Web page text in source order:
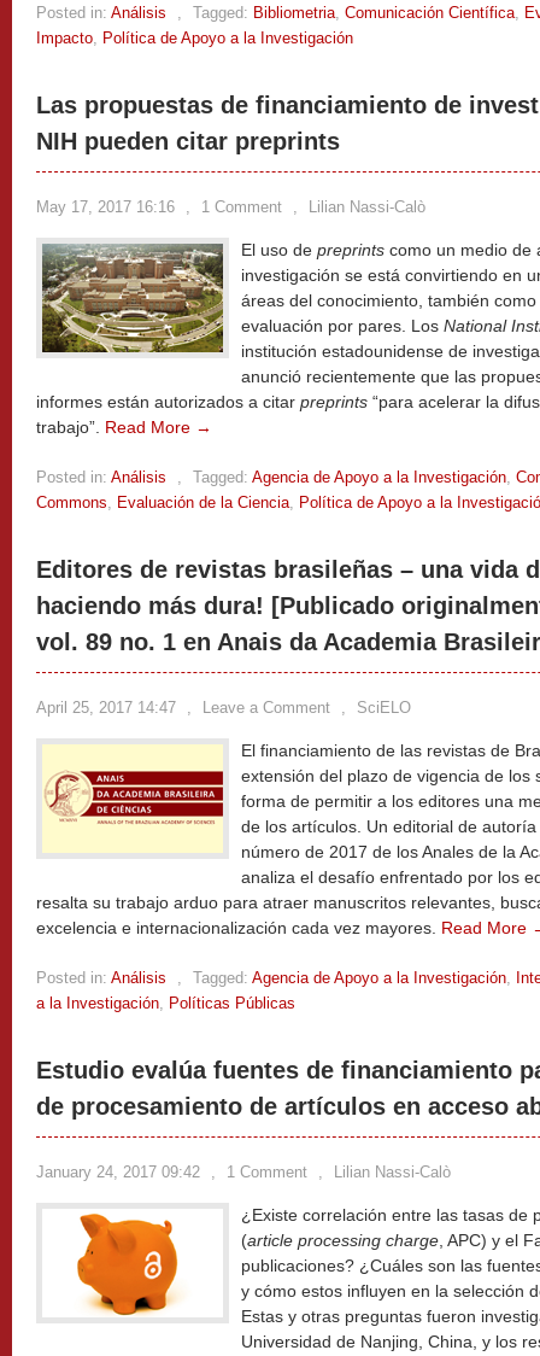
Posted in: Análisis , Tagged: Bibliometria, Comunicación Científica,
Impacto, Política de Apoyo a la Investigación
Las propuestas de financiamiento de
NIH pueden citar preprints
May 17, 2017 16:16 , 1 Comment , Lilian Nassi-Calò
El uso de preprints como un medio de
investigación se está convirtiendo en
áreas del conocimiento, también
evaluación por pares. Los National
institución estadounidense de
anunció recientemente que las
informes están autorizados a citar preprints “para acelerar la
trabajo”. Read More →
Posted in: Análisis , Tagged: Agencia de Apoyo a la Investigación,
Commons, Evaluación de la Ciencia, Política de Apoyo a la
Editores de revistas brasileñas – una vida
haciendo más dura! [Publicado
vol. 89 no. 1 en Anais da Academia
April 25, 2017 14:47 , Leave a Comment , SciELO
El financiamiento de las revistas de
extensión del plazo de vigencia de los
forma de permitir a los editores una
de los artículos. Un editorial de
número de 2017 de los Anales de la
analiza el desafío enfrentado por los
resalta su trabajo arduo para atraer manuscritos relevantes,
excelencia e internacionalización cada vez mayores. Read More
Posted in: Análisis , Tagged: Agencia de Apoyo a la Investigación,
a la Investigación, Políticas Públicas
Estudio evalúa fuentes de financiamiento
de procesamiento de artículos en acceso
January 24, 2017 09:42 , 1 Comment , Lilian Nassi-Calò
¿Existe correlación entre las tasas de
(article processing charge , APC) y el
publicaciones? ¿Cuáles son las
y cómo estos influyen en la selección
Estas y otras preguntas fueron
Universidad de Nanjing, China, y los